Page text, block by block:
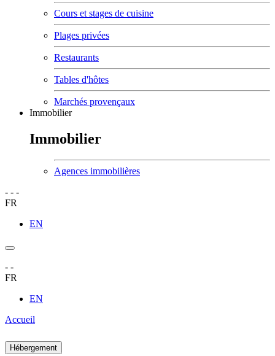
Cours et stages de cuisine
Plages privées
Restaurants
Tables d'hôtes
Marchés provençaux
Immobilier
Immobilier
Agences immobilières
- - -
FR
EN
- -
FR
EN
Accueil
Hébergement